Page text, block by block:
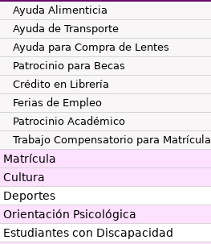
Ayuda Alimenticia
Ayuda de Transporte
Ayuda para Compra de Lentes
Patrocinio para Becas
Crédito en Librería
Ferias de Empleo
Patrocinio Académico
Trabajo Compensatorio para Matrícula
Matrícula
Cultura
Deportes
Orientación Psicológica
Estudiantes con Discapacidad